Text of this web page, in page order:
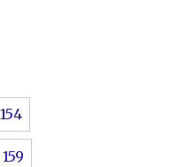
154
159